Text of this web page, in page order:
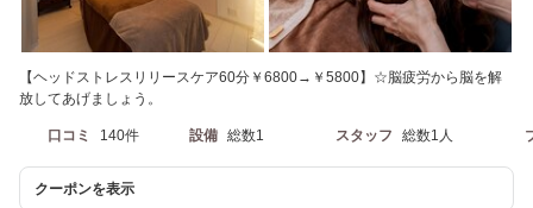
【ヘッドストレスリリースケア60分￥6800→￥5800】☆脳疲労から脳を解
放してあげましょう。
口コミ 140件 設備 総数1 スタッフ 総数1人
クーポンを表示